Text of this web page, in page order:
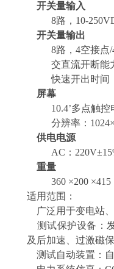
开关量输入
8路，10-
开关量输出
8路，4空接点/4
交直流开断能力
快速开出时间
屏幕
10.4’多点触控
分辨率：
供电电源
AC：
重量
360 ×200 ×415
适用范围：
广泛用于变电站
测试保护设备：
及后加速、过激磁
测试自动装置：